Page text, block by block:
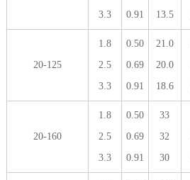
3.3
0.91
13.5
20-125
1.8
2.5
3.3
0.50
0.69
0.91
21.0
20.0
18.6
20-160
1.8
2.5
3.3
0.50
0.69
0.91
33
32
30